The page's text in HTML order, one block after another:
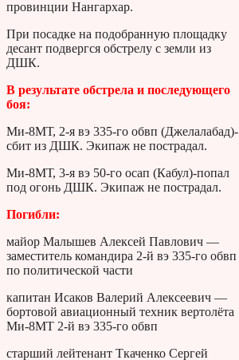
провинции Нангархар.
При посадке на подобранную площадку
десант подвергся обстрелу с земли из
ДШК.
В результате обстрела и последующего
боя:
Ми-8МТ, 2-я вэ 335-го обвп (Джелалабад)-
сбит из ДШК. Экипаж не пострадал.
Ми-8МТ, 3-я вэ 50-го осап (Кабул)-попал
под огонь ДШК. Экипаж не пострадал.
Погибли:
майор Малышев Алексей Павлович —
заместитель командира 2-й вэ 335-го обвп
по политической части
капитан Исаков Валерий Алексеевич —
бортовой авиационный техник вертолёта
Ми-8МТ 2-й вэ 335-го обвп
старший лейтенант Ткаченко Сергей